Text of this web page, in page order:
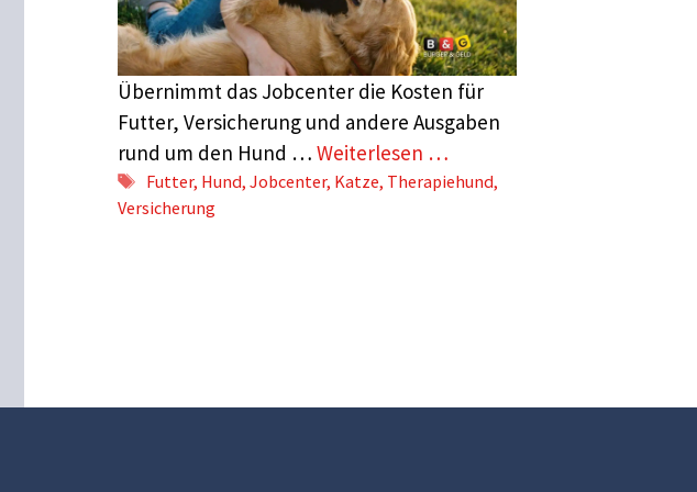
Übernimmt das Jobcenter die Kosten für
Futter, Versicherung und andere Ausgaben
rund um den Hund … Weiterlesen …
Schlagwörter
Futter, Hund, Jobcenter, Katze, Therapiehund,
Versicherung